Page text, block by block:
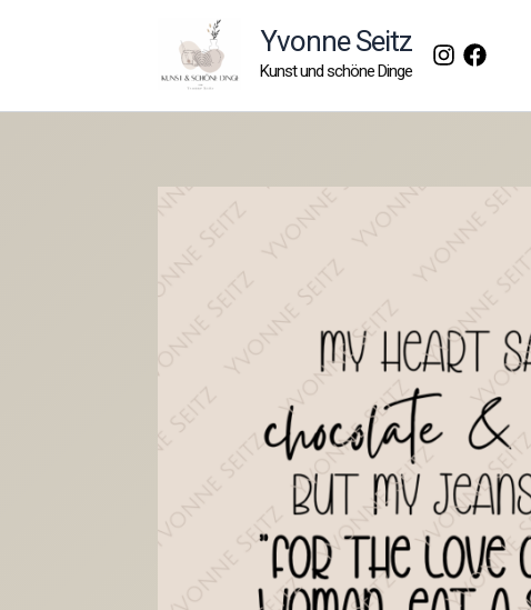
Yvonne Seitz
Kunst und schöne Dinge